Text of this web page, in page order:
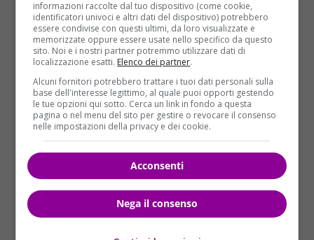
mentre nel locale c’era la moglie della vittima; anche
contro di lei l’uomo ha puntato il fucile, prima di
fuggire a piedi.
Il bar è situato sulla strada che da Budrio porta a
Mezzolara. Sul posto si è recato anche il Pm di turno,
Marco Forte, e sono in corso le ricerche. Il sindaco
Giulio Pierinisul proprio profilo Facebook,
condannando l’episodio e esprimendo solidarietà ai
manifestazione prevista insieme agli amministratori
e sindaci della Città Metropolitana è stata annullata.
informazioni raccolte dal tuo dispositivo (come cookie,
identificatori univoci e altri dati del dispositivo) potrebbero
essere condivise con questi ultimi, da loro visualizzate e
memorizzate oppure essere usate nello specifico da questo
sito. Noi e i nostri partner potremmo utilizzare dati di
localizzazione esatti. Elenco dei partner.
Alcuni fornitori potrebbero trattare i tuoi dati personali sulla
base dell'interesse legittimo, al quale puoi opporti gestendo
le tue opzioni qui sotto. Cerca un link in fondo a questa
pagina o nel menu del sito per gestire o revocare il consenso
nelle impostazioni della privacy e dei cookie.
Acconsenti
Nega il consenso